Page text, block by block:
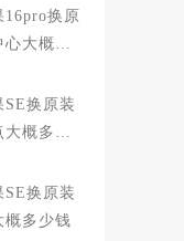
换原
心大概多
换原装
大概多少
换原装
概多少钱